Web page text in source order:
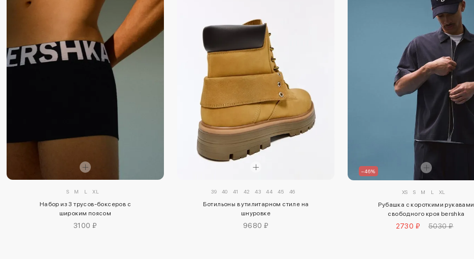
S M L XL
Набор из 3 трусов-боксеров с
широким поясом
3100 ₽
39 40 41 42 43 44 45 46
Ботильоны в утилитарном стиле на
шнуровке
9680 ₽
–46%
XS S M L XL
Рубашка с короткими рукавами
свободного кроя bershka
2730 ₽ 5030 ₽